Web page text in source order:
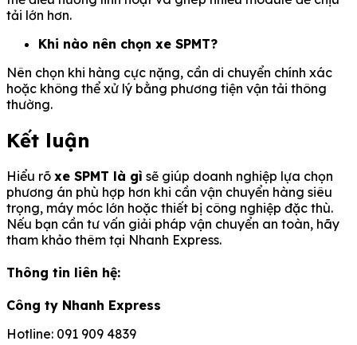
tải lớn hơn.
Khi nào nên chọn xe SPMT?
Nên chọn khi hàng cực nặng, cần di chuyển chính xác
hoặc không thể xử lý bằng phương tiện vận tải thông
thường.
Kết luận
Hiểu rõ xe SPMT là gì sẽ giúp doanh nghiệp lựa chọn
phương án phù hợp hơn khi cần vận chuyển hàng siêu
trọng, máy móc lớn hoặc thiết bị công nghiệp đặc thù.
Nếu bạn cần tư vấn giải pháp vận chuyển an toàn, hãy
tham khảo thêm tại Nhanh Express.
Thông tin liên hệ:
Công ty Nhanh Express
Hotline: 091 909 4839